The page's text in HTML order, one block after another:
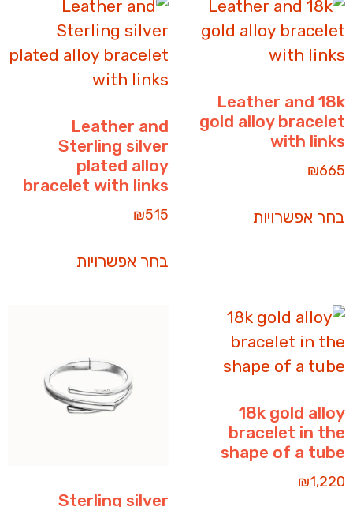
Leather and 18k
gold alloy bracelet
with links
₪665
בחר אפשרויות
Leather and
Sterling silver
plated alloy
bracelet with links
₪515
בחר אפשרויות
18k gold alloy
bracelet in the
shape of a tube
₪1,220
Sterling silver